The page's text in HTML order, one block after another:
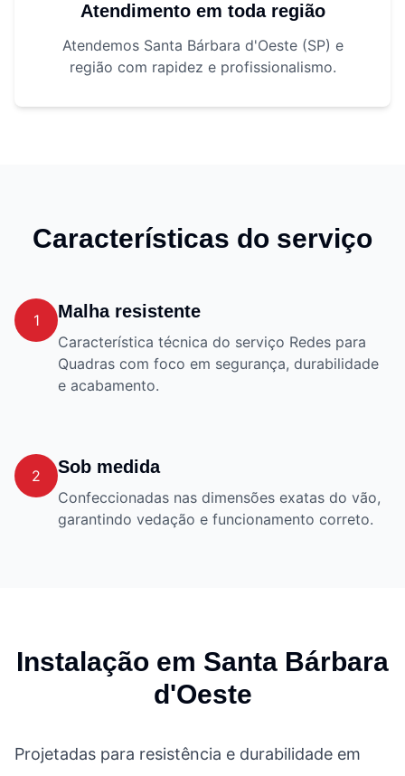
Atendimento em toda região
Atendemos Santa Bárbara d'Oeste (SP) e
região com rapidez e profissionalismo.
Características do serviço
1 Malha resistente
Característica técnica do serviço Redes para
Quadras com foco em segurança, durabilidade
e acabamento.
2 Sob medida
Confeccionadas nas dimensões exatas do vão,
garantindo vedação e funcionamento correto.
Instalação em Santa Bárbara
d'Oeste
Projetadas para resistência e durabilidade em